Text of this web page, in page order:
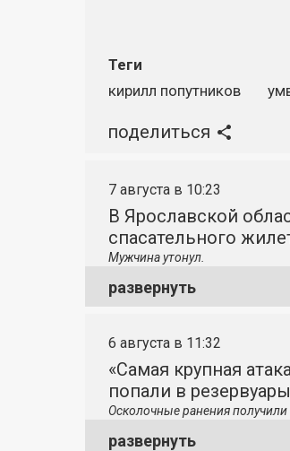
Теги
кирилл попутников
поделиться
7 августа в 10:23
В Ярославской
спасательного
Мужчина утонул.
развернуть
6 августа в 11:32
«Самая крупная
попали в
Осколочные ранения получили
развернуть